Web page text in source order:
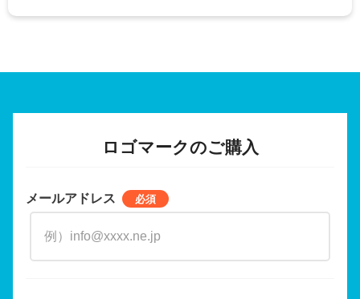
ロゴマークのご購入
メールアドレス